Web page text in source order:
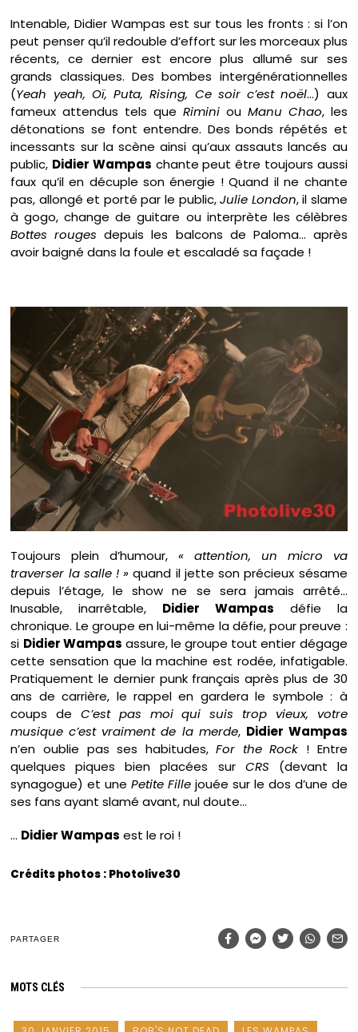
Intenable, Didier Wampas est sur tous les fronts : si l’on
peut penser qu’il redouble d’effort sur les morceaux plus
récents, ce dernier est encore plus allumé sur ses
grands classiques. Des bombes intergénérationnelles
(Yeah yeah, Oï, Puta, Rising, Ce soir c’est noël…) aux
fameux attendus tels que Rimini ou Manu Chao, les
détonations se font entendre. Des bonds répétés et
incessants sur la scène ainsi qu’aux assauts lancés au
public, Didier Wampas chante peut être toujours aussi
faux qu’il en décuple son énergie ! Quand il ne chante
pas, allongé et porté par le public,Julie London, il slame
à gogo, change de guitare ou interprète les célèbres
Bottes rouges depuis les balcons de Paloma… après
avoir baigné dans la foule et escaladé sa façade !
Toujours plein d’humour,« attention, un micro va
traverser la salle ! » quand il jette son précieux sésame
depuis l’étage, le show ne se sera jamais arrêté…
Inusable, inarrêtable, Didier Wampas défie la
chronique. Le groupe en lui-même la défie, pour preuve :
si Didier Wampas assure, le groupe tout entier dégage
cette sensation que la machine est rodée, infatigable.
Pratiquement le dernier punk français après plus de 30
ans de carrière, le rappel en gardera le symbole : à
coups deC’est pas moi qui suis trop vieux, votre
musique c’est vraiment de la merde, Didier Wampas
n’en oublie pas ses habitudes,For the Rock ! Entre
quelques piques bien placées sur CRS (devant la
synagogue) et unePetite Fille jouée sur le dos d’une de
ses fans ayant slamé avant, nul doute…
… Didier Wampas est le roi !
Crédits photos : Photolive30
PARTAGER
MOTS CLÉS